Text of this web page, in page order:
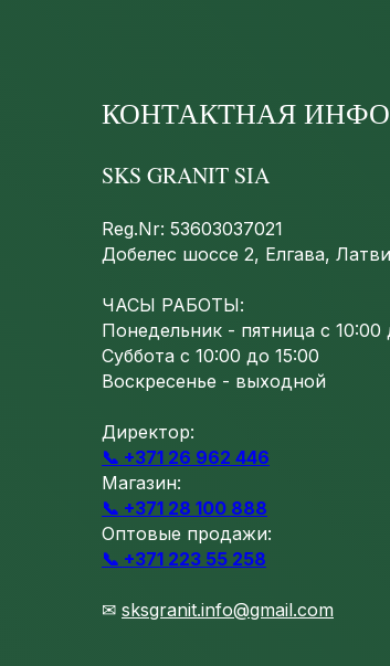
КОНТАКТНАЯ
SKS GRANIT SIA
Reg.Nr: 53603037021
Добелес шоссе 2, Елгава,
ЧАСЫ РАБОТЫ:
Понедельник - пятница с 10:00
Суббота с 10:00 до 15:00
Воскресенье - выходной
Директор:
📞 +371 26 962 446
Магазин:
📞 +371 28 100 888
Оптовые продажи:
📞 +371 223 55 258
✉ sksgranit.info@gmail.com